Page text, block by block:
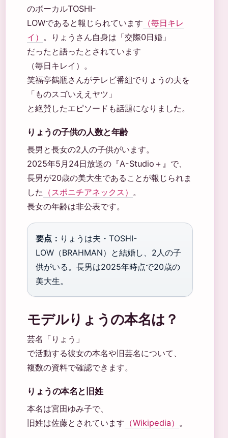
のボーカルTOSHI-
LOWであると報じられています （毎日キレ
イ） 。りょうさん自身は「交際0日婚」
だったと語ったとされています
（毎日キレイ）。
笑福亭鶴瓶さんがテレビ番組でりょうの夫を
「ものスゴいええヤツ」
と絶賛したエピソードも話題になりました。
りょうの子供の人数と年齢
長男と長女の2人の子供がいます。
2025年5月24日放送の『A-Studio＋』で、
長男が20歳の美大生であることが報じられま
した （スポニチアネックス） 。
長女の年齢は非公表です。
要点： りょうは夫・TOSHI-
LOW（BRAHMAN）と結婚し、2人の子
供がいる。長男は2025年時点で20歳の
美大生。
モデルりょうの本名は？
芸名「りょう」
で活動する彼女の本名や旧芸名について、
複数の資料で確認できます。
りょうの本名と旧姓
本名は宮田ゆみ子で、
旧姓は佐藤とされています （Wikipedia） 。